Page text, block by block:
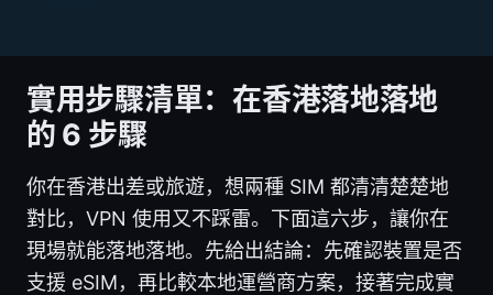
實用步驟清單：在香港落地落地
的 6 步驟
你在香港出差或旅遊，想兩種 SIM 都清清楚楚地
對比，VPN 使用又不踩雷。下面這六步，讓你在
現場就能落地落地。先給出結論：先確認裝置是否
支援 eSIM，再比較本地運營商方案，接著完成實